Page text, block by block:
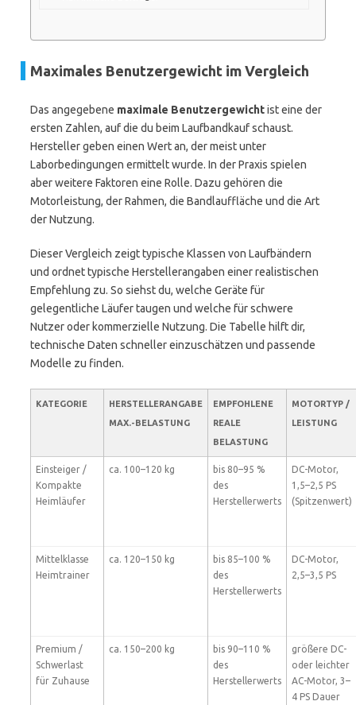
Maximales Benutzergewicht im Vergleich
Das angegebene maximale Benutzergewichtist eine der
ersten Zahlen, auf die du beim Laufbandkauf schaust.
Hersteller geben einen Wert an, der meist unter
Laborbedingungen ermittelt wurde. In der Praxis spielen
aber weitere Faktoren eine Rolle. Dazu gehören die
Motorleistung, der Rahmen, die Bandlauffläche und die Art
der Nutzung.
Dieser Vergleich zeigt typische Klassen von Laufbändern
und ordnet typische Herstellerangaben einer realistischen
Empfehlung zu. So siehst du, welche Geräte für
gelegentliche Läufer taugen und welche für schwere
Nutzer oder kommerzielle Nutzung. Die Tabelle hilft dir,
technische Daten schneller einzuschätzen und passende
Modelle zu finden.
KATEGORIE
HERSTELLERANGABE
MAX.-BELASTUNG
EMPFOHLENE
REALE
BELASTUNG
MOTORTYP /
LEISTUNG
Einsteiger /
Kompakte
Heimläufer
ca. 100–120 kg
bis 80–95 %
des
Herstellerwerts
DC-Motor,
1,5–2,5 PS
(Spitzenwert)
Mittelklasse
Heimtrainer
ca. 120–150 kg
bis 85–100 %
des
Herstellerwerts
DC-Motor,
2,5–3,5 PS
Premium /
Schwerlast
für Zuhause
ca. 150–200 kg
bis 90–110 %
des
Herstellerwerts
größere DC-
oder leichter
AC-Motor, 3–
4 PS Dauer